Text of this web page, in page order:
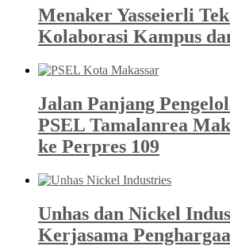
Menaker Yasseierli
Kolaborasi Kampus
Jalan Panjang
PSEL Tamalanrea
ke Perpres 109
Unhas dan Nickel
Kerjasama